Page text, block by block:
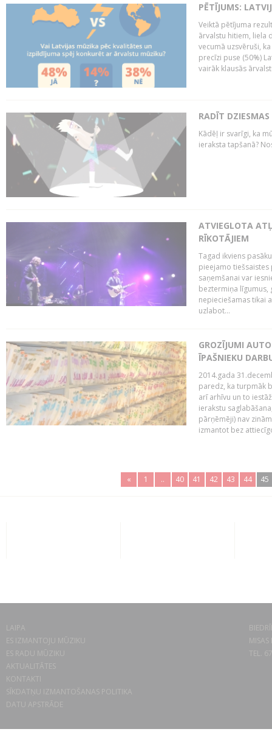
PĒTĪJUMS:
Veiktā pētījuma
ārvalstu hitiem, liela
vecumā uzsvēruši,
precīzi puse (50%)
vairāk klausās
RADĪT
Kādēļ ir svarīgi, ka
ieraksta tapšanā?
ATVIEGLOTA
RĪKOTĀJIEM
Tagad ikviens
pieejamo tiešsaistes
saņemšanai var
beztermiņa līgumus,
nepieciešamas tikai
uzlabot...
GROZĪJUMI
ĪPAŠNIEKU
2014.gada
paredz, ka turpmāk
arī arhīvu un to
ierakstu
pārņēmēji) nav
izmantot bez
« 1 .. 40 41 42 43 44 45
LAIPA
ES IZMANTOJU MŪZIKU
ES RADU MŪZIKU
AKTUALITĀTES
KONTAKTI
SĪKDATŅU IZMANTOŠANAS POLITIKA
DATU APSTRĀDE
TEL.